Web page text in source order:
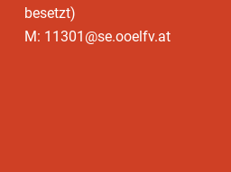
besetzt)
M: 11301@se.ooelfv.at